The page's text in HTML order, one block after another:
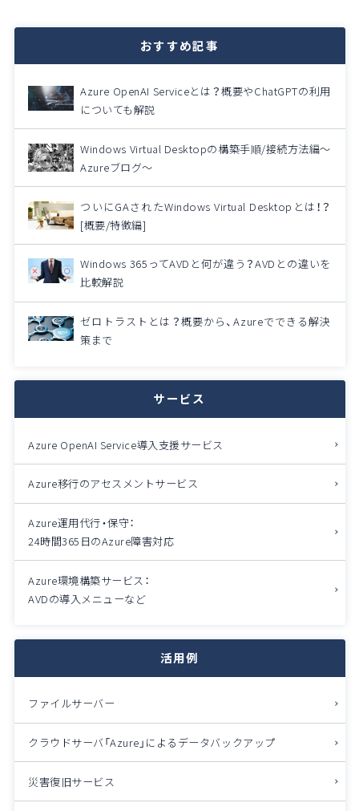
おすすめ記事
Azure OpenAI Serviceとは？概要やChatGPTの利用
についても解説
Windows Virtual Desktopの構築手順/接続方法編～
Azureブログ～
ついにGAされたWindows Virtual Desktopとは！？
[概要/特徴編]
Windows 365ってAVDと何が違う？AVDとの違いを
比較解説
ゼロトラストとは？概要から、Azureでできる解決
策まで
サービス
Azure OpenAI Service導入支援サービス
Azure移行のアセスメントサービス
Azure運用代行・保守：
24時間365日のAzure障害対応
Azure環境構築サービス：
AVDの導入メニューなど
活用例
ファイルサーバー
クラウドサーバ「Azure」によるデータバックアップ
災害復旧サービス